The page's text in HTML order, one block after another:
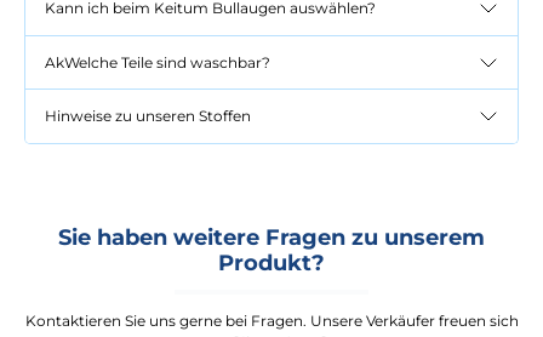
Kann ich beim Keitum Bullaugen auswählen?
AkWelche Teile sind waschbar?
Hinweise zu unseren Stoffen
Sie haben weitere Fragen zu unserem
Produkt?
Kontaktieren Sie uns gerne bei Fragen. Unsere Verkäufer freuen sich